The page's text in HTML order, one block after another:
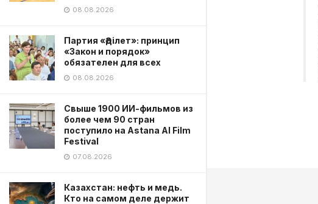
08.08.2026
Партия «Әділет»: принцип
«Закон и порядок»
обязателен для всех
08.08.2026
Свыше 1900 ИИ-фильмов из
более чем 90 стран
поступило на Astana AI Film
Festival
07.08.2026
Казахстан: нефть и медь.
Кто на самом деле держит